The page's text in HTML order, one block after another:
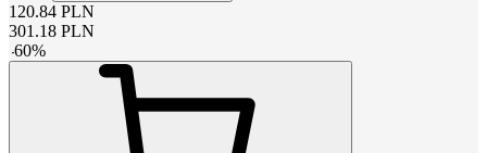
120.84 PLN
301.18 PLN
-60%